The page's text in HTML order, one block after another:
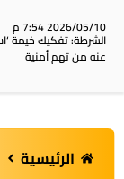
2026/05/10 7:54 م
الشرطة: تفكيك خيمة
عنه من تهم أمنية
الرئيسية